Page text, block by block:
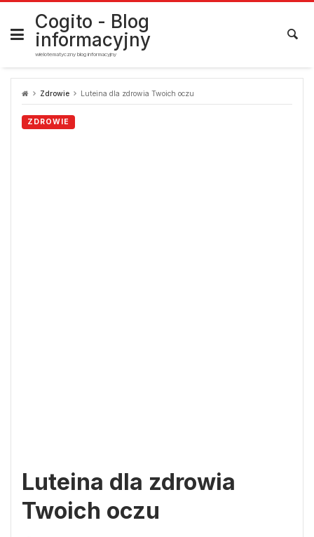
Skip
content
Cogito - Blog
informacyjny
wielotematyczny blog informacyjny
Zdrowie Luteina dla zdrowia Twoich oczu
ZDROWIE
Luteina dla zdrowia
Twoich oczu